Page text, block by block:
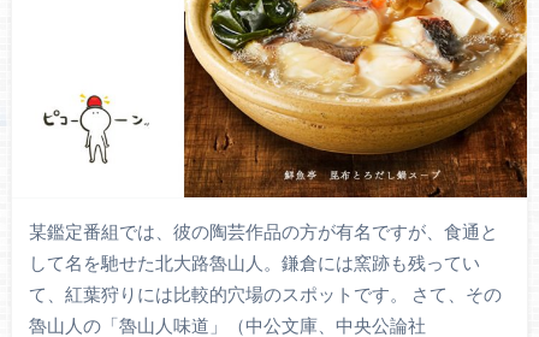
某鑑定番組では、彼の陶芸作品の方が有名ですが、食通と
して名を馳せた北大路魯山人。鎌倉には窯跡も残ってい
て、紅葉狩りには比較的穴場のスポットです。 さて、その
魯山人の「魯山人味道」（中公文庫、中央公論社